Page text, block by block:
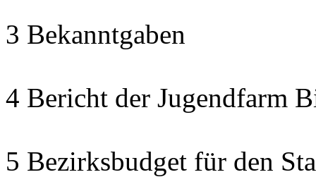
3 Bekanntgaben
4 Bericht der Jugendfarm
5 Bezirksbudget für den